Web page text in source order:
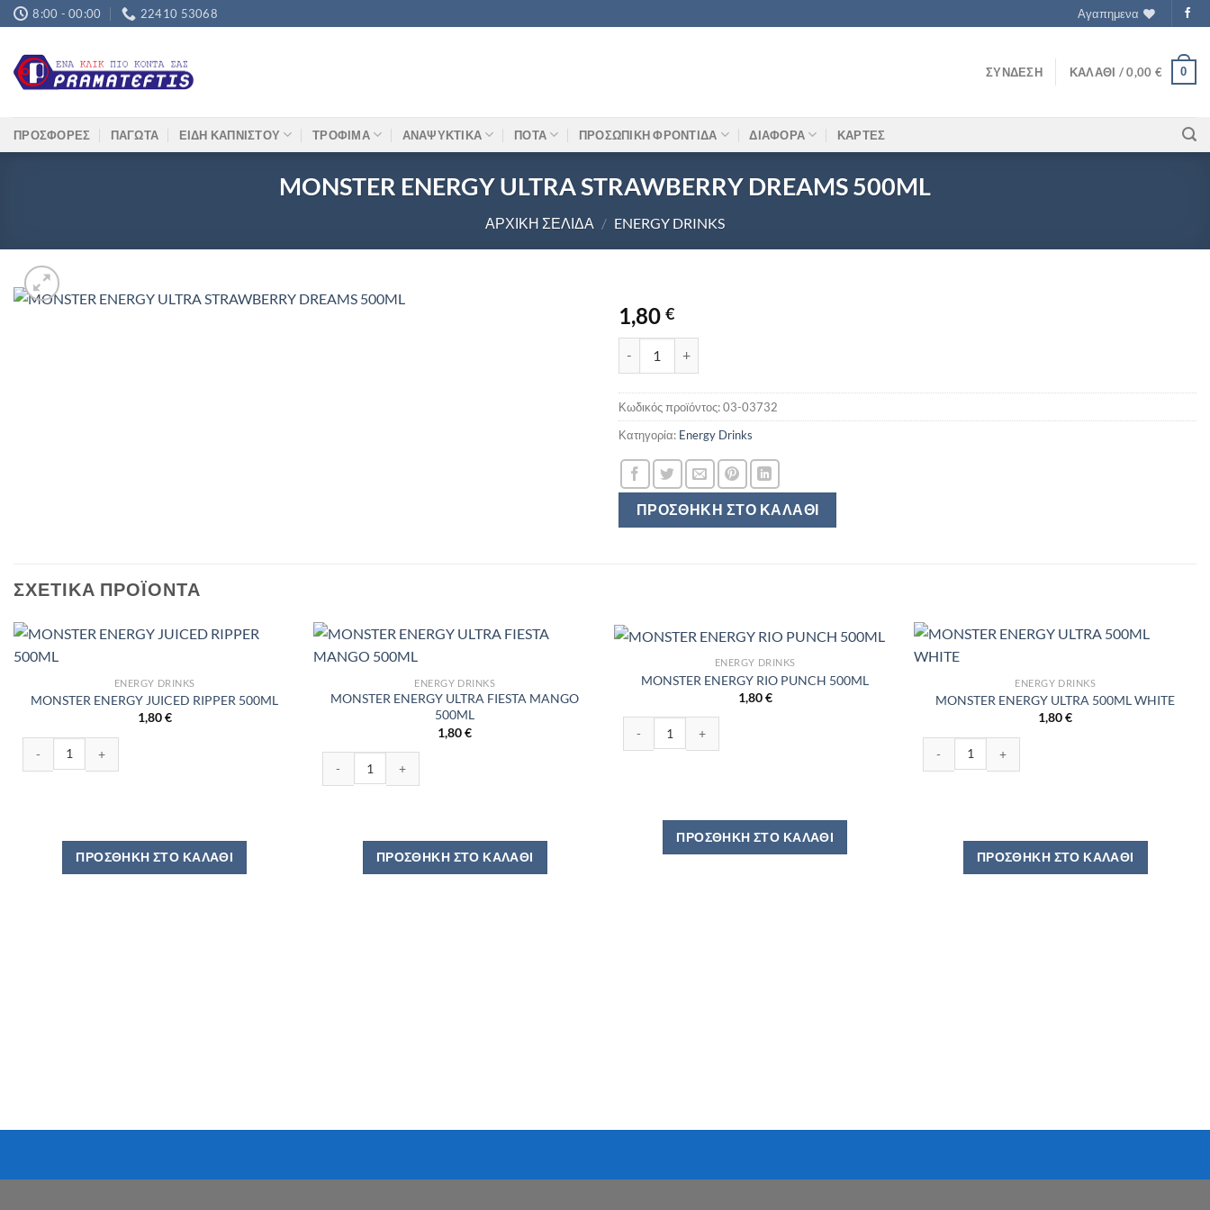
Μετάβαση
στο
περιεχόμενο
8:00 - 00:00 22410 53068 Αγαπημενα
ΣΎΝΔΕΣΗ ΚΑΛΆΘΙ /0,00 € 0
ΠΡΟΣΦΟΡΕΣ ΠΑΓΩΤΑ ΕΙΔΗ ΚΑΠΝΙΣΤΟΥ ΤΡΟΦΙΜΑ ΑΝΑΨΥΚΤΙΚΑ ΠΟΤΑ ΠΡΟΣΩΠΙΚΗ ΦΡΟΝΤΙΔΑ ΔΙΑΦΟΡΑ ΚΑΡΤΕΣ
MONSTER ENERGY ULTRA STRAWBERRY DREAMS 500ML
ΑΡΧΙΚΉ ΣΕΛΊΔΑ / ENERGY DRINKS
1,80 €
ΠΡΟΣΘΉΚΗ ΣΤΟ ΚΑΛΆΘΙ
Κωδικός προϊόντος:03-03732
Κατηγορία: Energy Drinks
ΣΧΕΤΙΚΆ ΠΡΟΪΌΝΤΑ
ENERGY DRINKS
MONSTER ENERGY JUICED RIPPER 500ML
1,80€
ΠΡΟΣΘΉΚΗ ΣΤΟ ΚΑΛΆΘΙ
ENERGY DRINKS
MONSTER ENERGY ULTRA FIESTA MANGO
500ML
1,80€
ΠΡΟΣΘΉΚΗ ΣΤΟ ΚΑΛΆΘΙ
ENERGY DRINKS
MONSTER ENERGY RIO PUNCH 500ML
1,80€
ΠΡΟΣΘΉΚΗ ΣΤΟ ΚΑΛΆΘΙ
ENERGY DRINKS
MONSTER ENERGY ULTRA 500ML WHITE
1,80€
ΠΡΟΣΘΉΚΗ ΣΤΟ ΚΑΛΆΘΙ